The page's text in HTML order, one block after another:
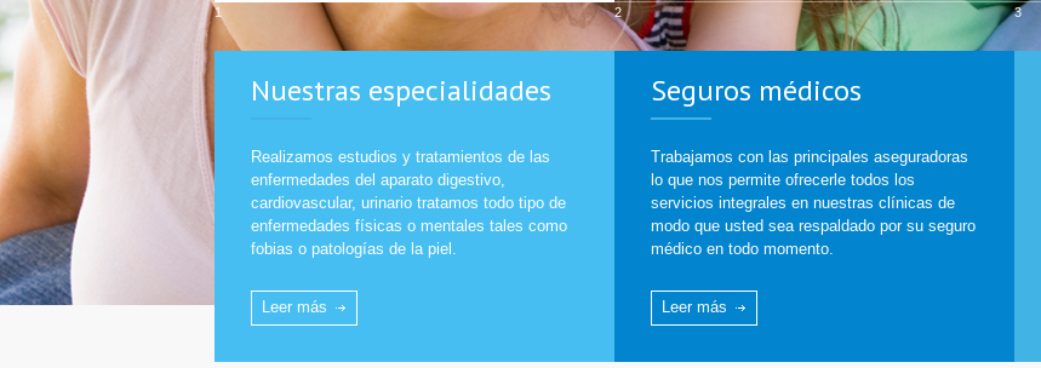
1 2 3
Nuestras especialidades
Realizamos estudios y tratamientos de las
enfermedades del aparato digestivo,
cardiovascular, urinario tratamos todo tipo de
enfermedades físicas o mentales tales como
fobias o patologías de la piel.
Leer más
Seguros médicos
Trabajamos con las principales aseguradoras
lo que nos permite ofrecerle todos los
servicios integrales en nuestras clínicas de
modo que usted sea respaldado por su seguro
médico en todo momento.
Leer más